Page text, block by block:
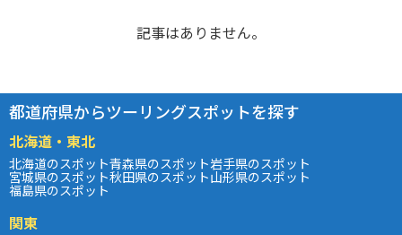
記事はありません。
都道府県からツーリングスポットを探す
北海道・東北
北海道のスポット青森県のスポット岩手県のスポット
宮城県のスポット秋田県のスポット山形県のスポット
福島県のスポット
関東